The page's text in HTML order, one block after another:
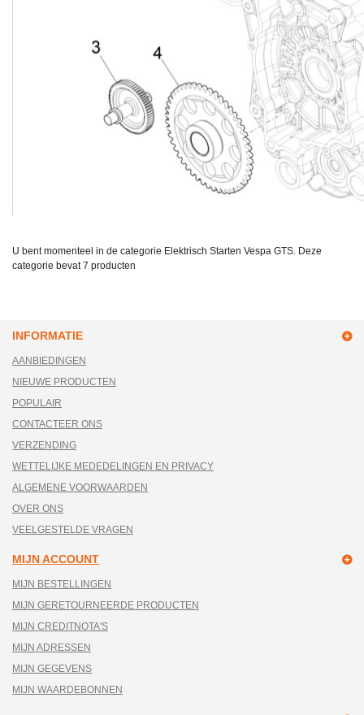
U bent momenteel in de categorie Elektrisch Starten Vespa GTS. Deze
categorie bevat7 producten
INFORMATIE
AANBIEDINGEN
NIEUWE PRODUCTEN
POPULAIR
CONTACTEER ONS
VERZENDING
WETTELIJKE MEDEDELINGEN EN PRIVACY
ALGEMENE VOORWAARDEN
OVER ONS
VEELGESTELDE VRAGEN
MIJN ACCOUNT
MIJN BESTELLINGEN
MIJN GERETOURNEERDE PRODUCTEN
MIJN CREDITNOTA'S
MIJN ADRESSEN
MIJN GEGEVENS
MIJN WAARDEBONNEN